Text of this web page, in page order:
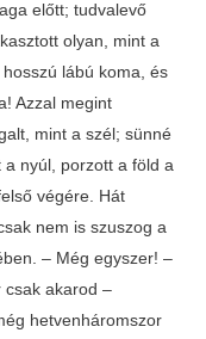
előtt; tudvalevő
olyan, mint a
lábú koma, és
Azzal megint
mint a szél; sünné
nyúl, porzott a föld a
végére. Hát
nem is szuszog a
– Még egyszer! –
csak akarod –
hetvenháromszor